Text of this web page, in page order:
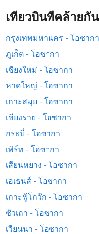
เที่ยวบินที่คล้ายกัน
กรุงเทพมหานคร - โอซากา
ภูเก็ต - โอซากา
เชียงใหม่ - โอซากา
หาดใหญ่ - โอซากา
เกาะสมุย - โอซากา
เชียงราย - โอซากา
กระบี่ - โอซากา
เพิร์ท - โอซากา
เสียนหยาง - โอซากา
เอเธนส์ - โอซากา
เกาะฟู้โกว๊ก - โอซากา
ซัวเถา - โอซากา
เวียนนา - โอซากา